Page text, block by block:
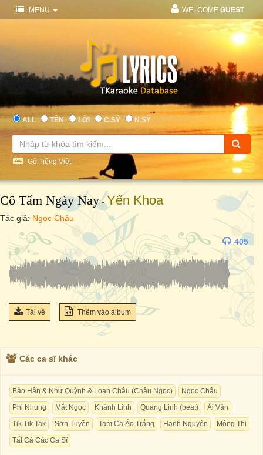
MENU WELCOME GUEST
ALL TÊN LỜI C.SỸ N.SỸ
Gõ Tiếng Việt
Cô Tấm Ngày Nay-Yến Khoa
Tác giả: Ngọc Châu
405
Tải về Thêm vào album
Các ca sĩ khác
Bảo Hân & Như Quỳnh & Loan Châu (Châu Ngọc)
Ngọc Châu
Phi Nhung
Mắt Ngọc Khánh Linh Quang Linh (beat)
Ái Vân
Tik Tik Tak
Sơn Tuyền Tam Ca Áo Trắng Hạnh Nguyên
Mộng Thi
Tất Cả Các Ca Sĩ